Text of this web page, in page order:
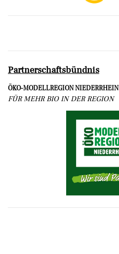
Partnerschaftsbündnis
ÖKO-MODELLREGION NIEDERRHEIN
FÜR MEHR BIO IN DER REGION